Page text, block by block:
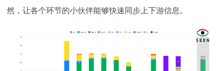
然，让各个环节的小伙伴能够快速同步上下游信息。